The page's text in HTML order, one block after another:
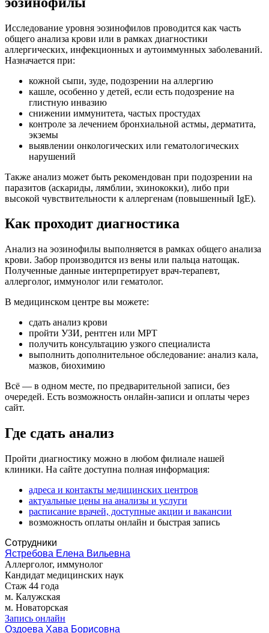
Исследование уровня эозинофилов проводится как часть
общего анализа крови или в рамках диагностики
аллергических, инфекционных и аутоиммунных заболеваний.
Назначается при:
кожной сыпи, зуде, подозрении на аллергию
кашле, особенно у детей, если есть подозрение на
глистную инвазию
снижении иммунитета, частых простудах
контроле за лечением бронхиальной астмы, дерматита,
экземы
выявлении онкологических или гематологических
нарушений
Также анализ может быть рекомендован при подозрении на
паразитов (аскариды, лямблии, эхинококки), либо при
высокой чувствительности к аллергенам (повышенный IgE).
Как проходит диагностика
Анализ на эозинофилы выполняется в рамках общего анализа
крови. Забор производится из вены или пальца натощак.
Полученные данные интерпретирует врач-терапевт,
аллерголог, иммунолог или гематолог.
В медицинском центре вы можете:
сдать анализ крови
пройти УЗИ, рентген или МРТ
получить консультацию узкого специалиста
выполнить дополнительное обследование: анализ кала,
мазков, биохимию
Всё — в одном месте, по предварительной записи, без
очередей. Есть возможность онлайн-записи и оплаты через
сайт.
Где сдать анализ
Пройти диагностику можно в любом филиале нашей
клиники. На сайте доступна полная информация:
адреса и контакты медицинских центров
актуальные цены на анализы и услуги
расписание врачей, доступные акции и вакансии
возможность оплаты онлайн и быстрая запись
Сотрудники
Ястребова Елена Вильевна
Аллерголог, иммунолог
Кандидат медицинских наук
Стаж 44 года
м. Калужская
м. Новаторская
Запись онлайн
Оздоева Хава Борисовна